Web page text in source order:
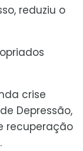
reduziu o
crise
Depressão,
recuperação